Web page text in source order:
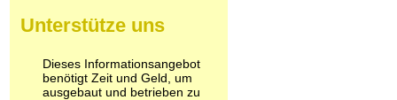
Pilze
Psychopharmaka
Schlafmittel
Schmerzmittel
Unterstütze uns
Dieses Informationsangebot
benötigt Zeit und Geld, um
ausgebaut und betrieben zu